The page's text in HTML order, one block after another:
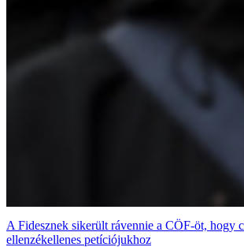
A Fidesznek sikerült rávennie a CÖF-öt, hogy
ellenzékellenes petíciójukhoz